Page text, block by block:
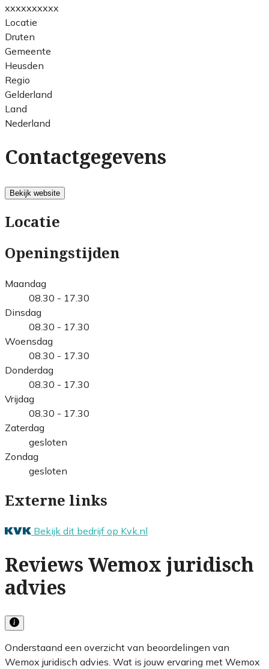
xxxxxxxxxx
Locatie
Druten
Gemeente
Heusden
Regio
Gelderland
Land
Nederland
Contactgegevens
Bekijk website
Locatie
Openingstijden
Maandag
08.30 - 17.30
Dinsdag
08.30 - 17.30
Woensdag
08.30 - 17.30
Donderdag
08.30 - 17.30
Vrijdag
08.30 - 17.30
Zaterdag
gesloten
Zondag
gesloten
Externe links
Bekijk dit bedrijf op Kvk.nl
Reviews Wemox juridisch
advies
Onderstaand een overzicht van beoordelingen van
Wemox juridisch advies. Wat is jouw ervaring met Wemox